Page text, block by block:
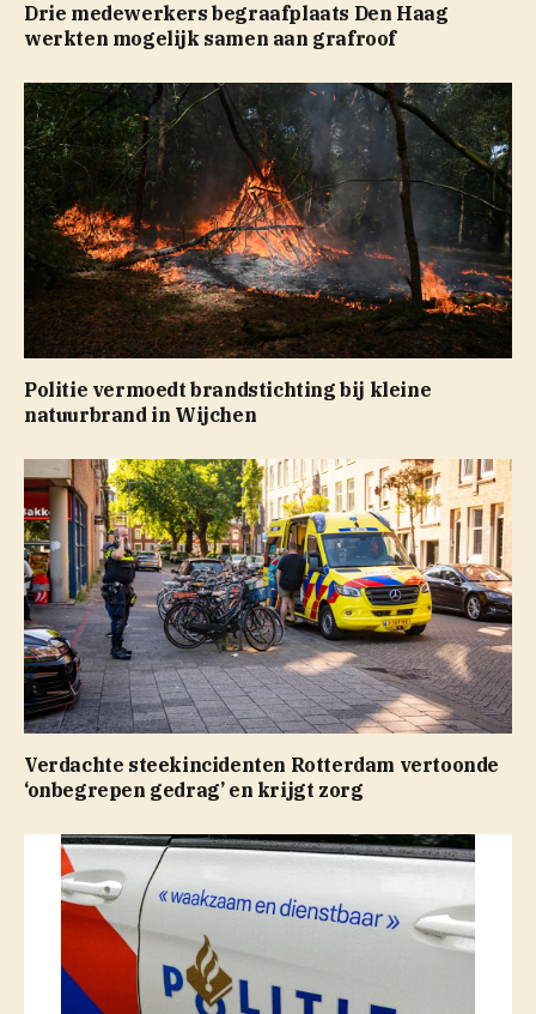
Drie medewerkers begraafplaats Den Haag
werkten mogelijk samen aan grafroof
Politie vermoedt brandstichting bij kleine
natuurbrand in Wijchen
Verdachte steekincidenten Rotterdam vertoonde
‘onbegrepen gedrag’ en krijgt zorg